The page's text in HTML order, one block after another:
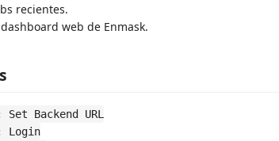
recientes.
web de Enmask.
Set Backend URL
Login